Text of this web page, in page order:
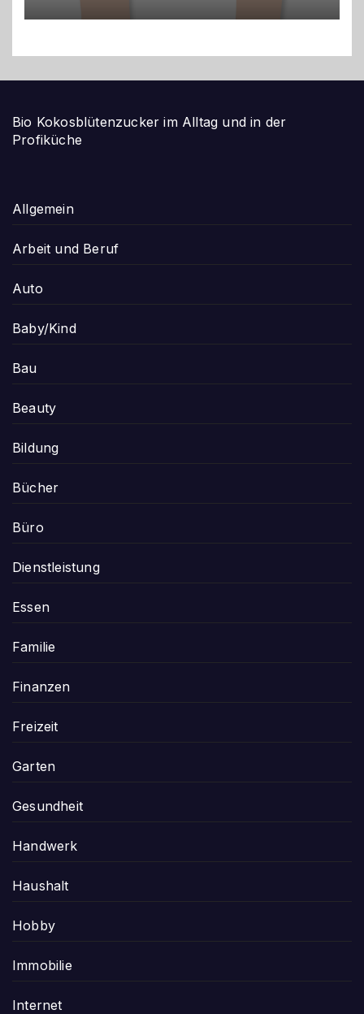
Bio Kokosblütenzucker im Alltag und in der
Profiküche
Allgemein
Arbeit und Beruf
Auto
Baby/Kind
Bau
Beauty
Bildung
Bücher
Büro
Dienstleistung
Essen
Familie
Finanzen
Freizeit
Garten
Gesundheit
Handwerk
Haushalt
Hobby
Immobilie
Internet